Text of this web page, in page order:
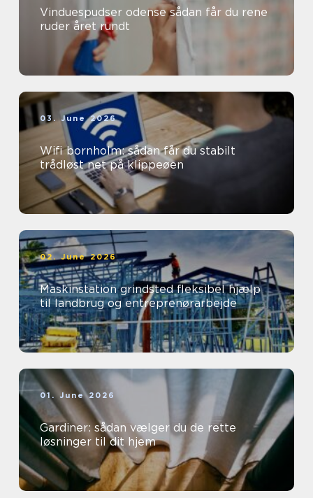
Vinduespudser odense sådan får du rene
ruder året rundt
03. June 2026
Wifi bornholm: sådan får du stabilt
trådløst net på klippeøen
02. June 2026
Maskinstation grindsted fleksibel hjælp
til landbrug og entreprenørarbejde
01. June 2026
Gardiner: sådan vælger du de rette
løsninger til dit hjem